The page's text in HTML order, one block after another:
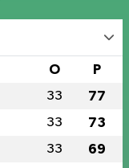
O P
33 77
33 73
33 69